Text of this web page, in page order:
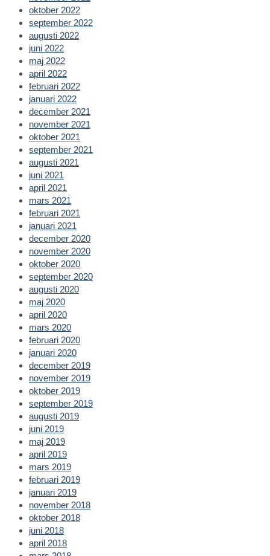
oktober 2022
september 2022
augusti 2022
juni 2022
maj 2022
april 2022
februari 2022
januari 2022
december 2021
november 2021
oktober 2021
september 2021
augusti 2021
juni 2021
april 2021
mars 2021
februari 2021
januari 2021
december 2020
november 2020
oktober 2020
september 2020
augusti 2020
maj 2020
april 2020
mars 2020
februari 2020
januari 2020
december 2019
november 2019
oktober 2019
september 2019
augusti 2019
juni 2019
maj 2019
april 2019
mars 2019
februari 2019
januari 2019
november 2018
oktober 2018
juni 2018
april 2018